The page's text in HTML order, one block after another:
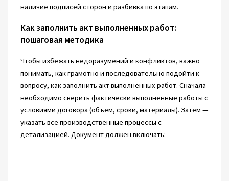
наличие подписей сторон и разбивка по этапам.
Как заполнить акт выполненных работ:
пошаговая методика
Чтобы избежать недоразумений и конфликтов, важно
понимать, как грамотно и последовательно подойти к
вопросу, как заполнить акт выполненных работ. Сначала
необходимо сверить фактически выполненные работы с
условиями договора (объём, сроки, материалы). Затем —
указать все производственные процессы с
детализацией. Документ должен включать: